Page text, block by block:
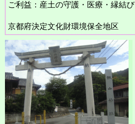
ご利益：産土の守護・医療・縁結び
京都府決定文化財環境保全地区